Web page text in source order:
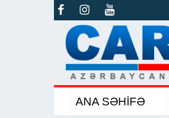
ANA SƏHİFƏ